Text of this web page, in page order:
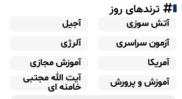
ترندهای روز
آتش سوزی
آجیل
آزمون سراسری
آلرژی
آمریکا
آموزش مجازی
آموزش و پرورش
آیت الله مجتبی
خامنه ای